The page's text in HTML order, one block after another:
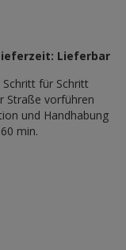
Lieferbar
für Schritt
Straße vorführen
und Handhabung
min.